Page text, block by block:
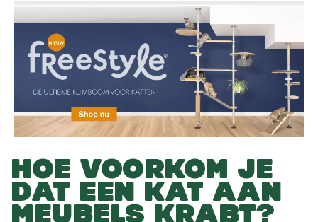
HOE VOORKOM JE
DAT EEN KAT AAN
MEUBELS KRABT?